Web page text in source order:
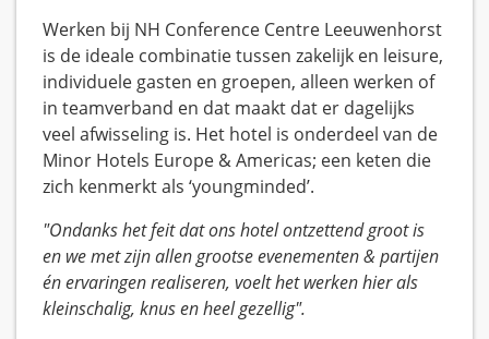
Werken bij NH Conference Centre Leeuwenhorst
is de ideale combinatie tussen zakelijk en leisure,
individuele gasten en groepen, alleen werken of
in teamverband en dat maakt dat er dagelijks
veel afwisseling is. Het hotel is onderdeel van de
Minor Hotels Europe & Americas; een keten die
zich kenmerkt als ‘youngminded’.
"Ondanks het feit dat ons hotel ontzettend groot is
en we met zijn allen grootse evenementen & partijen
én ervaringen realiseren, voelt het werken hier als
kleinschalig, knus en heel gezellig".